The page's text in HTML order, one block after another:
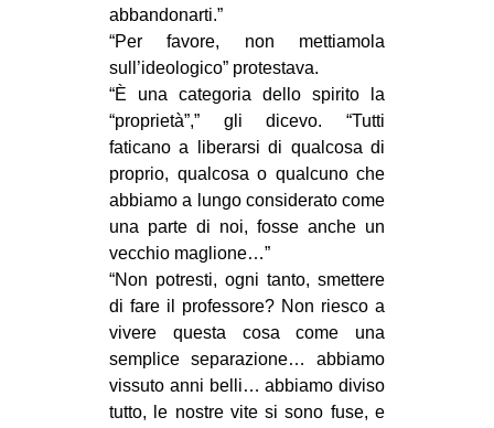
abbandonarti.”
“Per favore, non mettiamola
sull’ideologico” protestava.
“È una categoria dello spirito la
“proprietà”,” gli dicevo. “Tutti
faticano a liberarsi di qualcosa di
proprio, qualcosa o qualcuno che
abbiamo a lungo considerato come
una parte di noi, fosse anche un
vecchio maglione…”
“Non potresti, ogni tanto, smettere
di fare il professore? Non riesco a
vivere questa cosa come una
semplice separazione… abbiamo
vissuto anni belli… abbiamo diviso
tutto, le nostre vite si sono fuse, e